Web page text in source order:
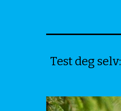
Test deg selv: